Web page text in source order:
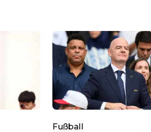
Fußball